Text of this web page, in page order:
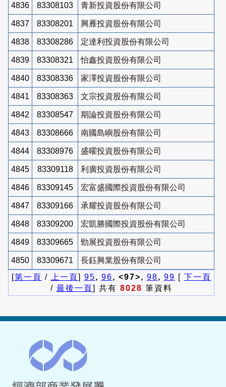
4836 83308103 青新投資股份有限公司
4837 83308201 興雁投資股份有限公司
4838 83308286 定達利投資股份有限公司
4839 83308321 怡鑫投資股份有限公司
4840 83308336 家澤投資股份有限公司
4841 83308363 文宗投資股份有限公司
4842 83308547 期論投資股份有限公司
4843 83308666 南國島嶼股份有限公司
4844 83308976 盛曜投資股份有限公司
4845 83309118 利廣投資股份有限公司
4846 83309145 宏富盛國際投資股份有限公司
4847 83309166 承耀投資股份有限公司
4848 83309200 宏凱勝國際投資股份有限公司
4849 83309665 勁展投資股份有限公司
4850 83309671
長鈺興業股份有限公司
[第一頁 / 上一頁] 95, 96, <97>, 98, 99 [ 下一頁
/ 最後一頁] 共有 8028 筆資料